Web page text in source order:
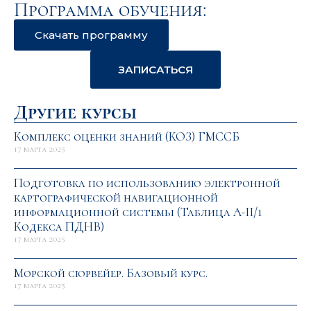
Программа обучения:
Скачать программу
ЗАПИСАТЬСЯ
Другие курсы
Комплекс оценки знаний (КОЗ) ГМССБ
17 марта 2025
Подготовка по использованию электронной
картографической навигационной
информационной системы (Таблица А-II/1
Кодекса ПДНВ)
17 марта 2025
Морской сюрвейер. Базовый курс.
17 марта 2025